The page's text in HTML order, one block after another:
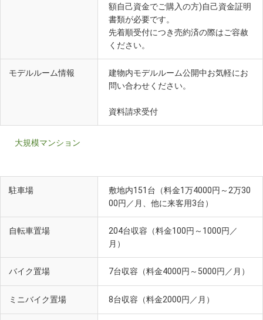
額自己資金でご購入の方)自己資金証明
書類が必要です。
先着順受付につき売約済の際はご容赦
ください。
モデルルーム情報
建物内モデルルーム公開中お気軽にお
問い合わせください。
資料請求受付
大規模マンション
駐車場
敷地内151台（料金1万4000円～2万30
00円／月、他に来客用3台）
自転車置場
204台収容（料金100円～1000円／
月）
バイク置場 7台収容（料金4000円～5000円／月）
ミニバイク置場 8台収容（料金2000円／月）